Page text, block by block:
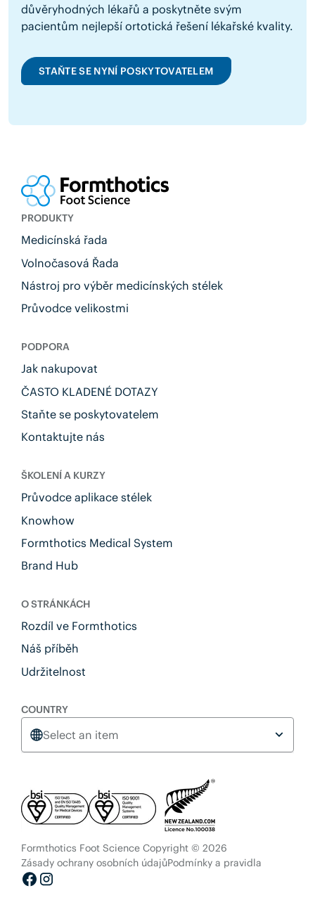
důvěryhodných lékařů a poskytněte svým
pacientům nejlepší ortotická řešení lékařské kvality.
STAŇTE SE NYNÍ POSKYTOVATELEM
PRODUKTY
Medicínská řada
Volnočasová Řada
Nástroj pro výběr medicínských stélek
Průvodce velikostmi
PODPORA
Jak nakupovat
ČASTO KLADENÉ DOTAZY
Staňte se poskytovatelem
Kontaktujte nás
ŠKOLENÍ A KURZY
Průvodce aplikace stélek
Knowhow
Formthotics Medical System
Brand Hub
O STRÁNKÁCH
Rozdíl ve Formthotics
Náš příběh
Udržitelnost
COUNTRY
Select an item
Formthotics Foot Science Copyright © 2026
Zásady ochrany osobních údajůPodmínky a pravidla